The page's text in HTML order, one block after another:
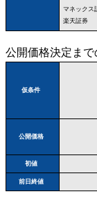
マネックス
楽天証券
公開価格決定ま
仮条件
公開価格
初値
前日終値